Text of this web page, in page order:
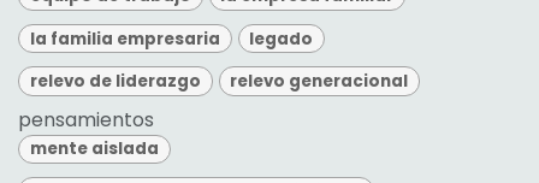
la familia empresaria
legado
relevo de liderazgo
relevo generacional
pensamientos
mente aislada